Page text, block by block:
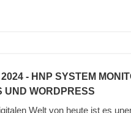
- HNP SYSTEM
UND WORDPRESS
Welt von heute ist es